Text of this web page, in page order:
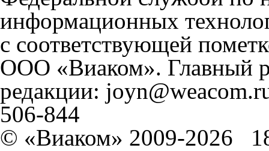
информационных
с соответствующей
ООО «Виаком». Главный
редакции:
506-844
© «Виаком» 2009-2026